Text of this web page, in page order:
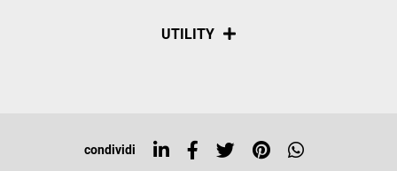
Social
UTILITY
Top ricerche
condividi